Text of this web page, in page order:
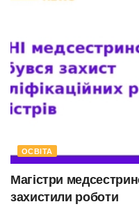
ОСВІТА
Магістри
захистили роботи